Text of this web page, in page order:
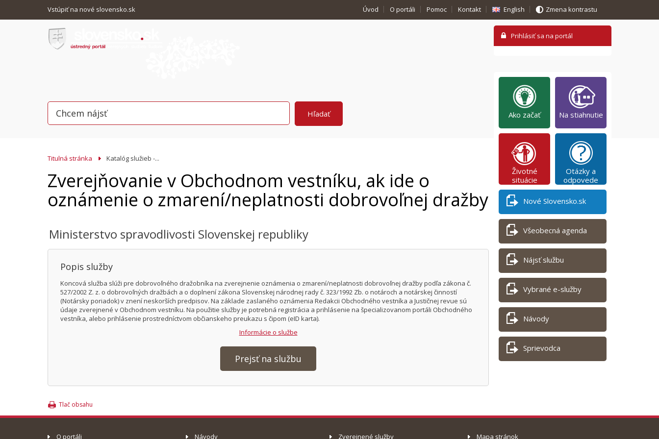
Vstúpiť na nové slovensko.sk Úvod O portáli Pomoc Kontakt English Zmena kontrastu
Titulná stránka Katalóg služieb -...
Zverejňovanie v Obchodnom vestníku, ak ide o
oznámenie o zmarení/neplatnosti dobrovoľnej dražby
Ministerstvo spravodlivosti Slovenskej republiky
Popis služby
Koncová služba slúži pre dobrovoľného dražobníka na zverejnenie oznámenia o zmarení/neplatnosti dobrovoľnej dražby podľa zákona č.
527/2002 Z. z. o dobrovoľných dražbách a o doplnení zákona Slovenskej národnej rady č. 323/1992 Zb. o notároch a notárskej činností
(Notársky poriadok) v znení neskorších predpisov. Na základe zaslaného oznámenia Redakcii Obchodného vestníka a Justičnej revue sú
údaje zverejnené v Obchodnom vestníku. Na použitie služby je potrebná registrácia a prihlásenie na špecializovanom portáli Obchodného
vestníka, alebo prihlásenie prostredníctvom občianskeho preukazu s čipom (eID karta).
Informácie o službe
Prejsť na službu
Ako začať Na stiahnutie
Životné
situácie
Otázky a
odpovede
Nové Slovensko.sk
Všeobecná agenda
Nájsť službu
Vybrané e-služby
Návody
Sprievodca
Tlač obsahu
O portáli Návody Zverejnené služby Mapa stránok